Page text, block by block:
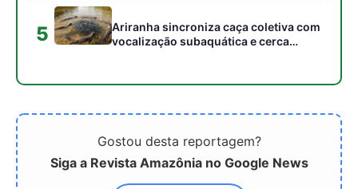
5
Ariranha sincroniza caça coletiva com
vocalização subaquática e cerca
Gostou desta reportagem?
Siga a Revista Amazônia no Google News